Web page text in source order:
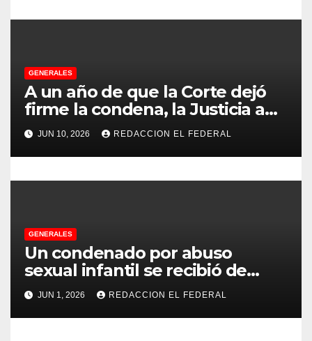
r
d
a
s
GENERALES
A un año de que la Corte dejó
firme la condena, la Justicia aún
no pudo decomisarle ni un peso
a CFK
JUN 10, 2026 REDACCION EL FEDERAL
GENERALES
Un condenado por abuso
sexual infantil se recibió de
psicopedagogo dentro del
Servicio Penitenciario de La
Rioja
JUN 1, 2026 REDACCION EL FEDERAL